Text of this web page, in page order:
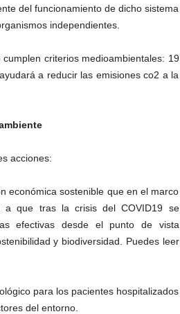
del funcionamiento de dicho sistema
independientes.
criterios medioambientales: 19
a reducir las emisiones co2 a la
acciones:
económica sostenible que en el marco
a que tras la crisis del COVID19 se
efectivas desde el punto de vista
y biodiversidad. Puedes leer
para los pacientes hospitalizados
del entorno.